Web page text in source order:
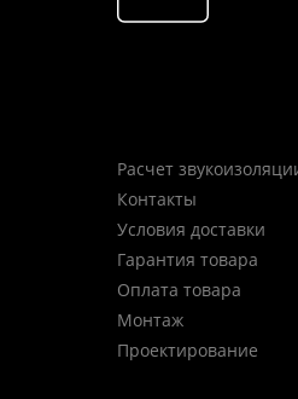
Расчет
Контакты
Условия доставки
Гарантия товара
Оплата товара
Монтаж
Проектирование